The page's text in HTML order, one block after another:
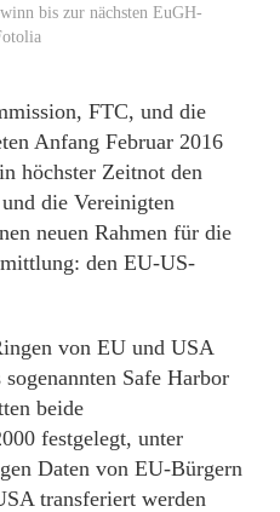
bis zur nächsten EuGH-
FTC, und die
Anfang Februar 2016
höchster Zeitnot den
die Vereinigten
neuen Rahmen für die
den EU-US-
von EU und USA
Safe Harbor
beide
festgelegt, unter
Daten von EU-Bürgern
transferiert werden